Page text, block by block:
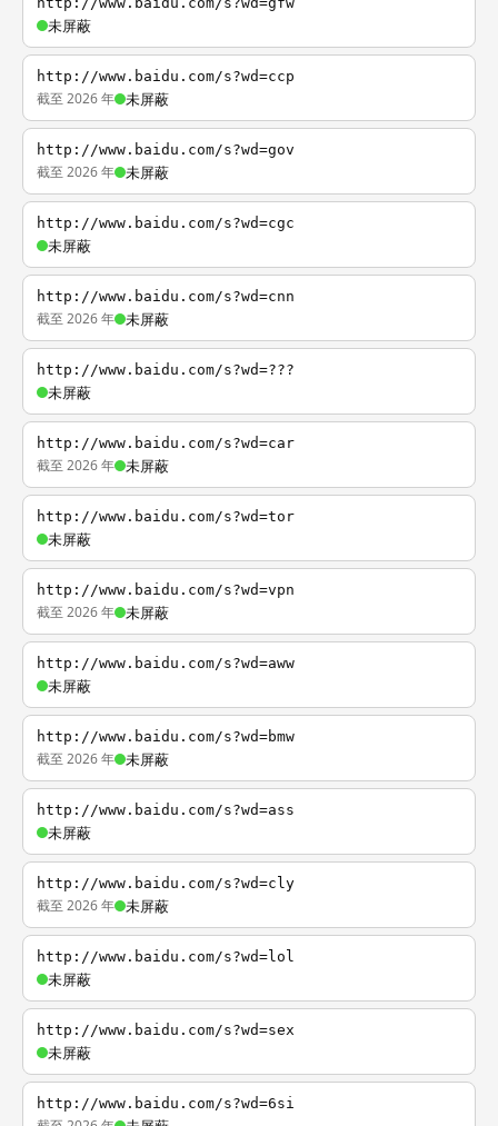
未屏蔽
http://www.baidu.com/s?wd=ccp
截至 2026 年 未屏蔽
http://www.baidu.com/s?wd=gov
截至 2026 年 未屏蔽
http://www.baidu.com/s?wd=cgc
未屏蔽
http://www.baidu.com/s?wd=cnn
截至 2026 年 未屏蔽
http://www.baidu.com/s?wd=???
未屏蔽
http://www.baidu.com/s?wd=car
截至 2026 年 未屏蔽
http://www.baidu.com/s?wd=tor
未屏蔽
http://www.baidu.com/s?wd=vpn
截至 2026 年 未屏蔽
http://www.baidu.com/s?wd=aww
未屏蔽
http://www.baidu.com/s?wd=bmw
截至 2026 年 未屏蔽
http://www.baidu.com/s?wd=ass
未屏蔽
http://www.baidu.com/s?wd=cly
截至 2026 年 未屏蔽
http://www.baidu.com/s?wd=lol
未屏蔽
http://www.baidu.com/s?wd=sex
未屏蔽
http://www.baidu.com/s?wd=6si